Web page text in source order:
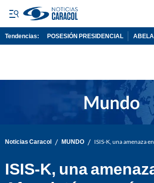
Tendencias: POSESIÓN PRESIDENCIAL
Noticias Caracol / MUNDO / ISIS-K, una amenaza
ISIS-K, una